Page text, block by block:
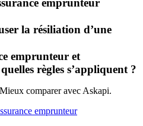
emprunteur
la résiliation d’une
emprunteur et
règles s’appliquent ?
comparer avec Askapi.
emprunteur